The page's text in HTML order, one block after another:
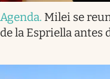
Agenda. Milei se
de la Espriella antes